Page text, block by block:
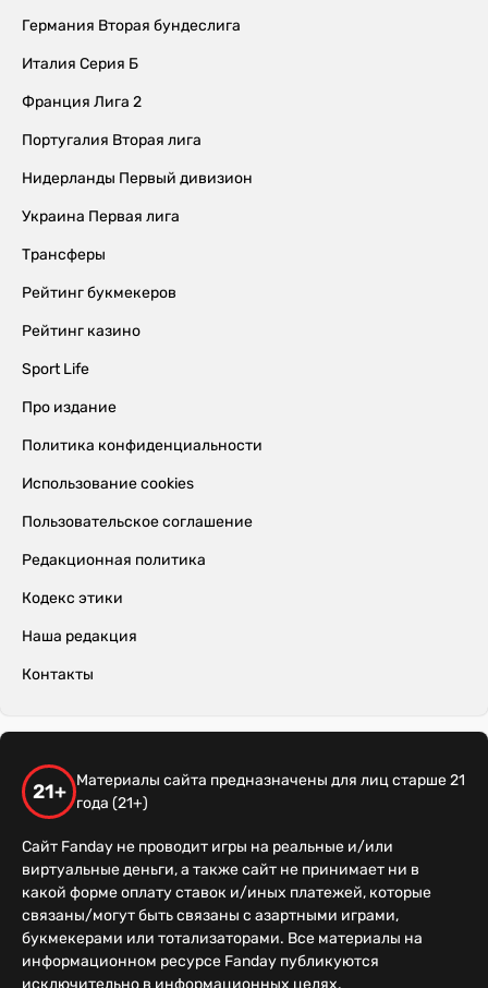
Германия Вторая бундеслига
Италия Серия Б
Франция Лига 2
Португалия Вторая лига
Нидерланды Первый дивизион
Украина Первая лига
Трансферы
Рейтинг букмекеров
Рейтинг казино
Sport Life
Про издание
Политика конфиденциальности
Использование cookies
Пользовательское соглашение
Редакционная политика
Кодекс этики
Наша редакция
Контакты
21+
Материалы сайта предназначены для лиц старше 21
года (21+)
Сайт Fanday не проводит игры на реальные и/или
виртуальные деньги, а также сайт не принимает ни в
какой форме оплату ставок и/иных платежей, которые
связаны/могут быть связаны с азартными играми,
букмекерами или тотализаторами. Все материалы на
информационном ресурсе Fanday публикуются